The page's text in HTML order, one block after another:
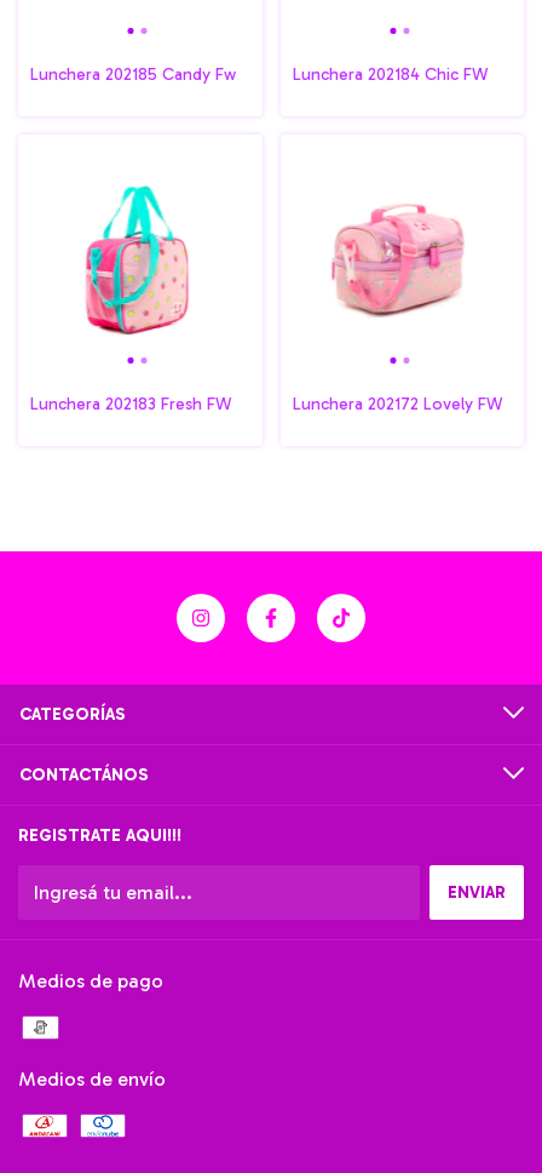
Lunchera 202185 Candy Fw Lunchera 202184 Chic FW
Lunchera 202183 Fresh FW Lunchera 202172 Lovely FW
CATEGORÍAS
CONTACTÁNOS
REGISTRATE AQUI!!!
Medios de pago
Medios de envío